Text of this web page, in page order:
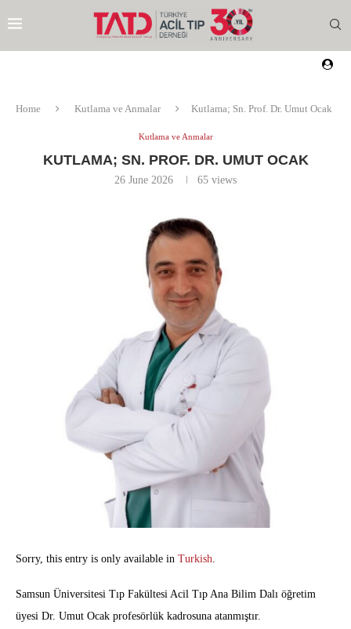
Home Kutlama ve Anmalar Kutlama; Sn. Prof. Dr. Umut Ocak
Kutlama ve Anmalar
KUTLAMA; SN. PROF. DR. UMUT OCAK
26 June 2026 65 views
Sorry, this entry is only available in Turkish
Samsun Üniversitesi Tıp Fakültesi Acil Tıp Ana Bilim Dalı öğretim
üyesi Dr. Umut Ocak profesörlük kadrosuna atanmıştır.